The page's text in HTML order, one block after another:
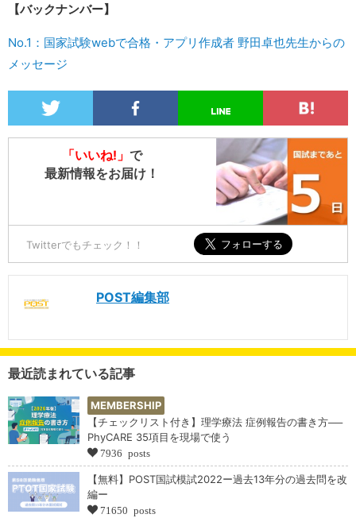
【バックナンバー】
No.1：国家試験webで合格・アプリ作成者 野田卓也先生からの
メッセージ
「いいね!」 で
最新情報をお届け！
Twitterでもチェック！！
POST編集部
最近読まれている記事
MEMBERSHIP
【チェックリスト付き】理学療法 症例報告の書き方──
PhyCARE 35項目を現場で使う
7936 posts
【無料】POST国試模試2022ー過去13年分の過去問を改
編ー
71650 posts